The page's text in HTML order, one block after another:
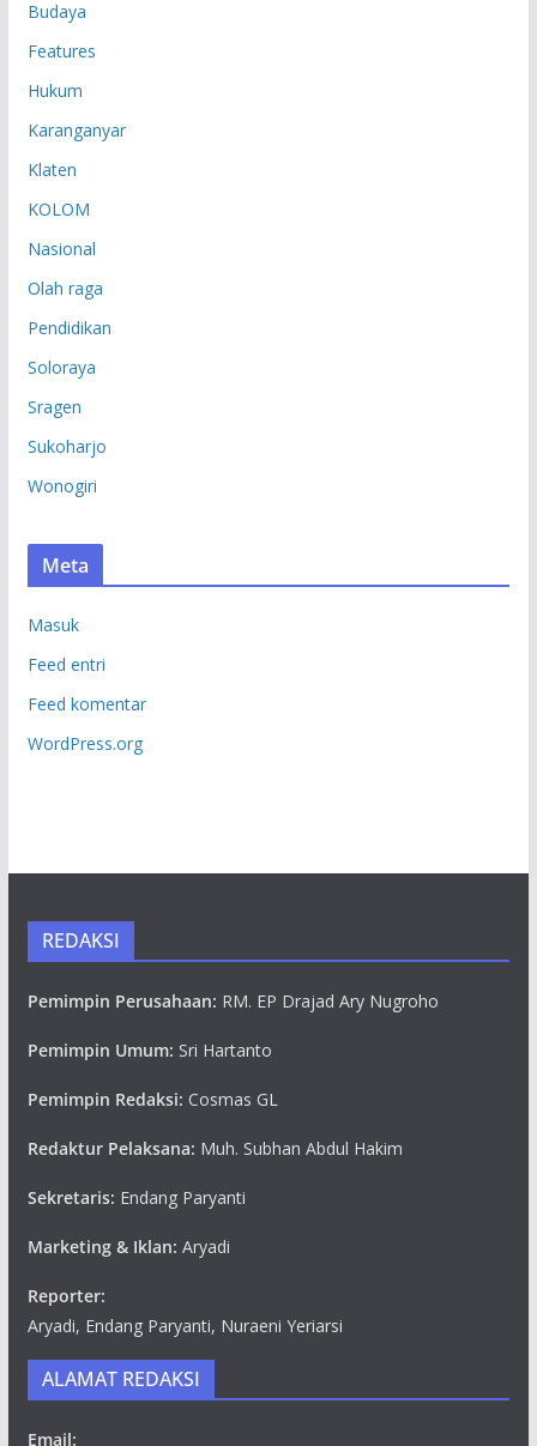
Budaya
Features
Hukum
Karanganyar
Klaten
KOLOM
Nasional
Olah raga
Pendidikan
Soloraya
Sragen
Sukoharjo
Wonogiri
Meta
Masuk
Feed entri
Feed komentar
WordPress.org
REDAKSI
Pemimpin Perusahaan: RM. EP Drajad Ary Nugroho
Pemimpin Umum: Sri Hartanto
Pemimpin Redaksi: Cosmas GL
Redaktur Pelaksana: Muh. Subhan Abdul Hakim
Sekretaris: Endang Paryanti
Marketing & Iklan: Aryadi
Reporter:
Aryadi, Endang Paryanti, Nuraeni Yeriarsi
ALAMAT REDAKSI
Email: